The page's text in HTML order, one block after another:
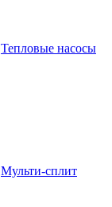
Тепловые насосы
Мульти-сплит